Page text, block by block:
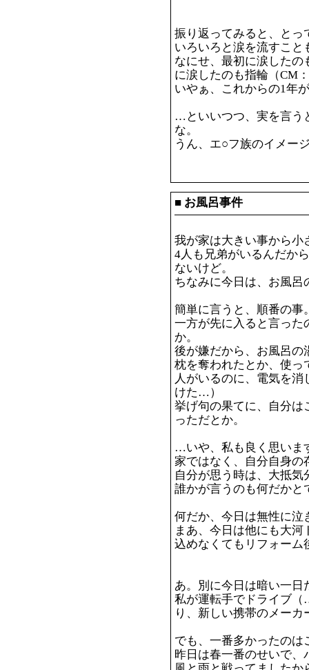
振り返ってみると、とっ
いろいろと涙を流すこと
なにせ、最初に涙したの
に涙したのも指輪（CM
いやぁ、これからの1年
…といいつつ、実を言う
な。
うん、エ○フ族のイメー
■ お風呂事件
我が家は大きい事から小
4人も兄弟がいるんだか
ないけど。
ちなみに今日は、お風呂
簡単に言うと、順番の事
一方が先に入ると言った
か。
後が嫌だから、お風呂の
枕を奪われたとか、使っ
人がいるのに、電気を
けた…）
挙げ句の果てに、自分は
っただとか。
…いや、私も良く思いま
家ではなく、自分自身の
自分が思う時は、大抵
誰かが言うのも何だかと
何だか、今日は無性に泣
まあ、今日は他にも大
込めなくてもリフォーム
あ。別に今日は暗い一日
私が運転手でドライブ
り、新しい携帯のメー
でも、一番多かったのは
昨日は春一番のせいで、